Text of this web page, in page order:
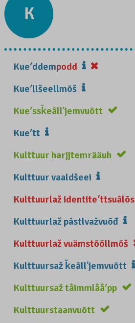
K
Kueʹddempodd
Kueʹllšeellmõš
Kueʹssǩeâllʼjemvuõtt
Kueʹtt
Kulttuur harjjtemrääuh
Kulttuur vaaldšeei
Kulttuurlaž identiteʹttsuâlõs
Kulttuurlaž pâstlvažvuõđ
Kulttuurlaž vuämstõõllmõš
Kulttuursaž ǩeâllʼjemvuõtt
Kulttuursaž tåimmlååʹpp
Kulttuurstaanvuõtt